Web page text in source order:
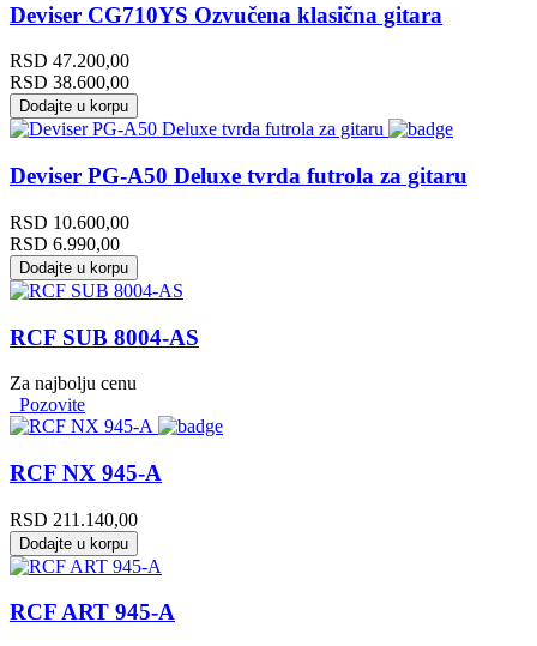
Deviser CG710YS Ozvučena klasična gitara
RSD 47.200,00
RSD 38.600,00
Dodajte u korpu
Deviser PG-A50 Deluxe tvrda futrola za gitaru
RSD 10.600,00
RSD 6.990,00
Dodajte u korpu
RCF SUB 8004-AS
Za najbolju cenu
Pozovite
RCF NX 945-A
RSD 211.140,00
Dodajte u korpu
RCF ART 945-A